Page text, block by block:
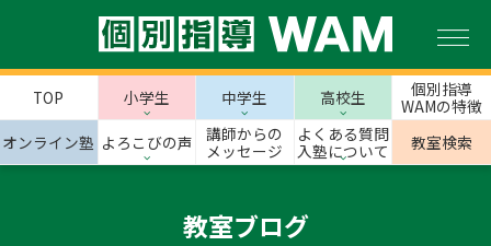
TOP 小学生 中学生 高校生
個別指導
WAMの特徴
オンライン塾 よろこびの声
講師からの
メッセージ
よくある質問
入塾について
教室検索
教室ブログ